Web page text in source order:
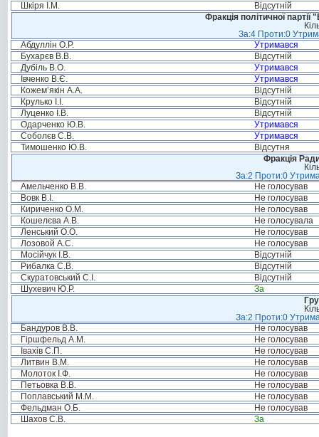
Шкіря І.М.
Відсутній
Фракція політичної
За:4 Проти:0
Абдуллін О.Р.
Утримався
Бухарєв В.В.
Відсутній
Дубіль В.О.
Утримався
Івченко В.Є.
Утримався
Кожем’якін А.А.
Відсутній
Крулько І.І.
Відсутній
Луценко І.В.
Відсутній
Одарченко Ю.В.
Утримався
Соболєв С.В.
Утримався
Тимошенко Ю.В.
Відсутня
Фракція
За:2 Проти:0
Амельченко В.В.
Не голосував
Вовк В.І.
Не голосував
Кириченко О.М.
Не голосував
Кошелєва А.В.
Не голосувала
Ленський О.О.
Не голосував
Лозовой А.С.
Не голосував
Мосійчук І.В.
Відсутній
Рибалка С.В.
Відсутній
Скуратовський С.І.
Відсутній
Шухевич Ю.Р.
За
За:2 Проти:0
Бандуров В.В.
Не голосував
Гіршфельд А.М.
Не голосував
Івахів С.П.
Не голосував
Литвин В.М.
Не голосував
Молоток І.Ф.
Не голосував
Петьовка В.В.
Не голосував
Поплавський М.М.
Не голосував
Фельдман О.Б.
Не голосував
Шахов С.В.
За